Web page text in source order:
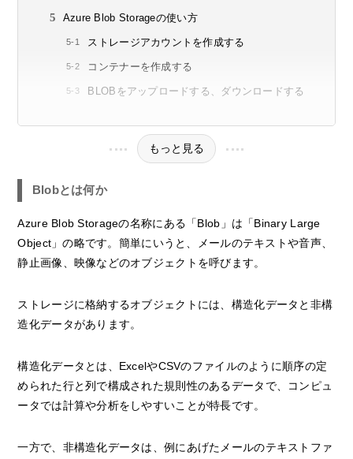
Azure Blob Storageの使い方
ストレージアカウントを作成する
コンテナーを作成する
BLOBをアップロードする、ダウンロードする
もっと見る
Blobとは何か
Azure Blob Storageの名称にある「Blob」は「Binary Large
Object」の略です。簡単にいうと、メールのテキストや音声、
静止画像、映像などのオブジェクトを呼びます。
ストレージに格納するオブジェクトには、構造化データと非構
造化データがあります。
構造化データとは、ExcelやCSVのファイルのように順序の定
められた行と列で構成された規則性のあるデータで、コンピュ
ータでは計算や分析をしやすいことが特長です。
一方で、非構造化データは、例にあげたメールのテキストファ